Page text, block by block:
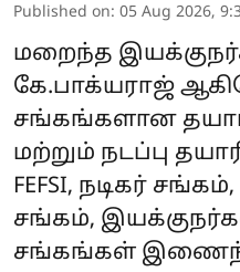
Published on: 05 Aug 2026,
மறைந்த
கே.பாக்யராஜ்
சங்கங்களான
மற்றும் நடப்பு
FEFSI, நடிகர்
சங்கம்,
சங்கங்கள்